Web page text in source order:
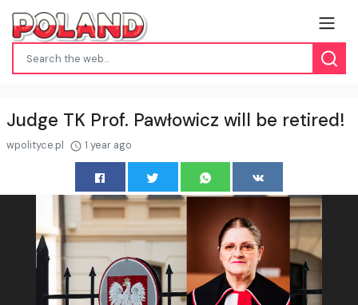
Judge TK Prof. Pawłowicz will be retired!
wpolityce.pl 1 year ago